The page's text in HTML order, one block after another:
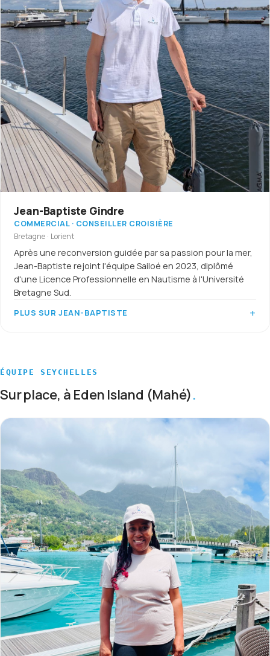
Jean-Baptiste Gindre
COMMERCIAL · CONSEILLER CROISIÈRE
Bretagne · Lorient
Après une reconversion guidée par sa passion pour la mer,
Jean-Baptiste rejoint l'équipe Sailoé en 2023, diplômé
d'une Licence Professionnelle en Nautisme à l'Université
Bretagne Sud.
PLUS SUR JEAN-BAPTISTE
ÉQUIPE SEYCHELLES
Sur place, à Eden Island (Mahé)